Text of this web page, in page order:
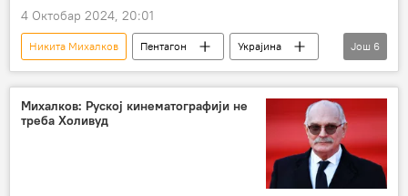
4 Октобар 2024, 20:01
Никита Михалков Пентагон
Украјина
Русија
Косово и Метохија (КиМ)
Емануел Макрон
Европска унија (ЕУ)
астероид
Још 6
Михалков: Руској кинематографији не
треба Холивуд